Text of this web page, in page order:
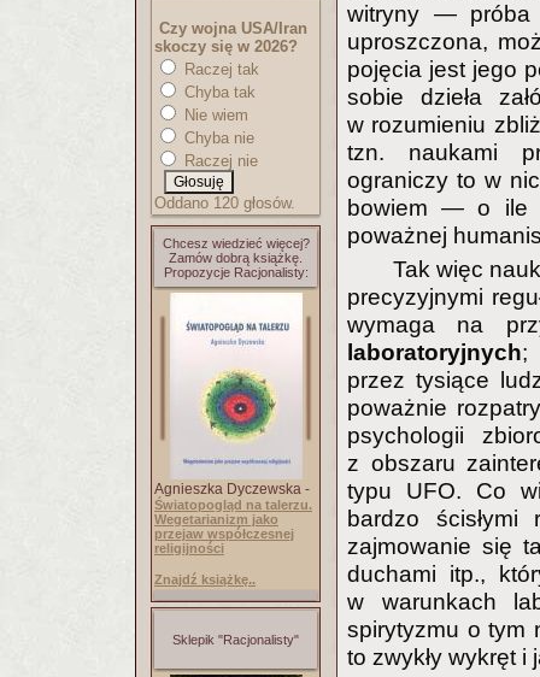
Czy wojna USA/Iran
skoczy się w 2026?
Raczej tak
Chyba tak
Nie wiem
Chyba nie
Raczej nie
Oddano 120 głosów.
Chcesz wiedzieć więcej?
Zamów dobrą książkę.
Propozycje Racjonalisty:
Agnieszka Dyczewska -
Światopogląd na talerzu.
Wegetarianizm jako
przejaw współczesnej
religijności
Znajdź książkę..
Sklepik "Racjonalisty"
witryny — próba
uproszczona,
pojęcia jest jego
sobie dzieła
w rozumieniu
tzn. naukami
ograniczy to w
bowiem — o ile
poważnej
Tak więc
precyzyjnymi
wymaga na
laboratoryjnych;
przez tysiące
poważnie
psychologii
z obszaru
typu UFO. Co
bardzo
zajmowanie się
duchami itp.,
w warunkach
spirytyzmu o tym
to zwykły wykręt i